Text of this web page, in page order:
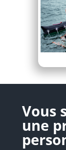
Vous
une